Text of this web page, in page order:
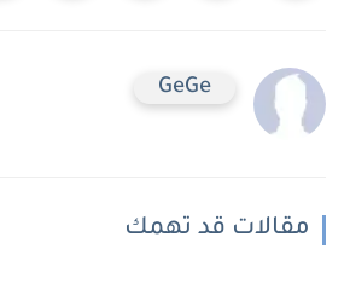
GeGe
مقالات قد تهمك